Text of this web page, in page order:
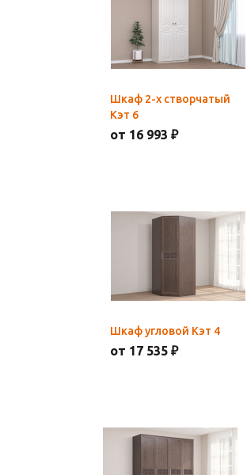
Шкаф 2-х створчатый
Кэт 6
от 16 993 ₽
Шкаф угловой Кэт 4
от 17 535 ₽